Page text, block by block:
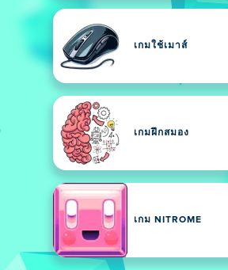
เกมใช้เมาส์
เกมฝึกสมอง
เกม NITROME